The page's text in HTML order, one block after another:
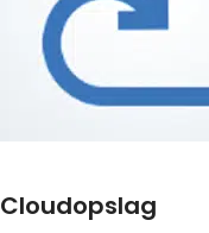
Cloudopslag